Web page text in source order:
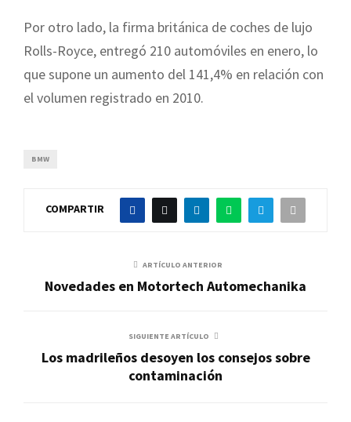
Por otro lado, la firma británica de coches de lujo
Rolls-Royce, entregó 210 automóviles en enero, lo
que supone un aumento del 141,4% en relación con
el volumen registrado en 2010.
BMW
COMPARTIR
ARTÍCULO ANTERIOR
Novedades en Motortech Automechanika
SIGUIENTE ARTÍCULO
Los madrileños desoyen los consejos sobre
contaminación